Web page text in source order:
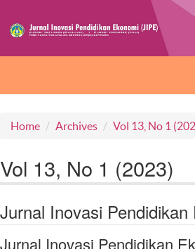
Home Archives Vol 13, No 1
Vol 13, No 1 (2023)
Jurnal Inovasi Pendidikan
Jurnal Inovasi Pendidikan